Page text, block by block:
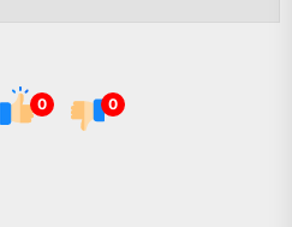
0 0